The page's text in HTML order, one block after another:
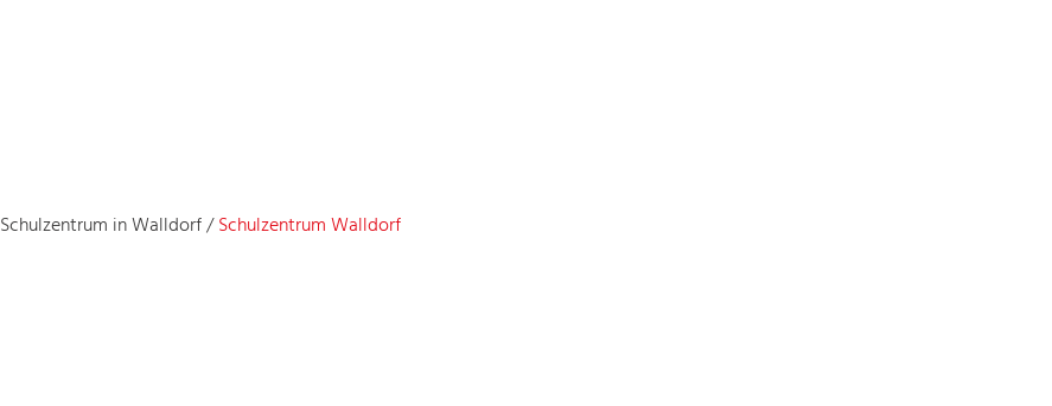
Schulzentrum in Walldorf/Schulzentrum Walldorf